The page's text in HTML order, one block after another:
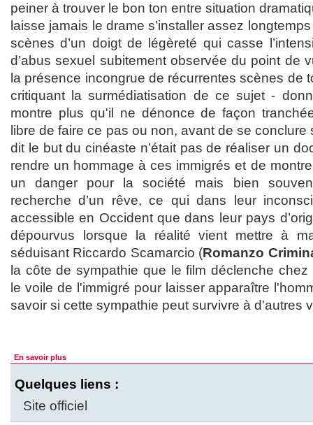
peiner à trouver le bon ton entre situation
laisse jamais le drame s’installer assez
scènes d’un doigt de légèreté qui casse
d’abus sexuel subitement observée du point de
la présence incongrue de récurrentes scènes de
critiquant la surmédiatisation de ce sujet -
montre plus qu'il ne dénonce de façon
libre de faire ce pas ou non, avant de se
dit le but du cinéaste n’était pas de réaliser un
rendre un hommage à ces immigrés et de
un danger pour la société mais bien
recherche d’un rêve, ce qui dans leur
accessible en Occident que dans leur pays
dépourvus lorsque la réalité vient mettre à
séduisant Riccardo Scamarcio (Romanzo
la côte de sympathie que le film déclenche
le voile de l'immigré pour laisser apparaître
savoir si cette sympathie peut survivre à d'autres
En savoir plus
Quelques liens :
Site officiel